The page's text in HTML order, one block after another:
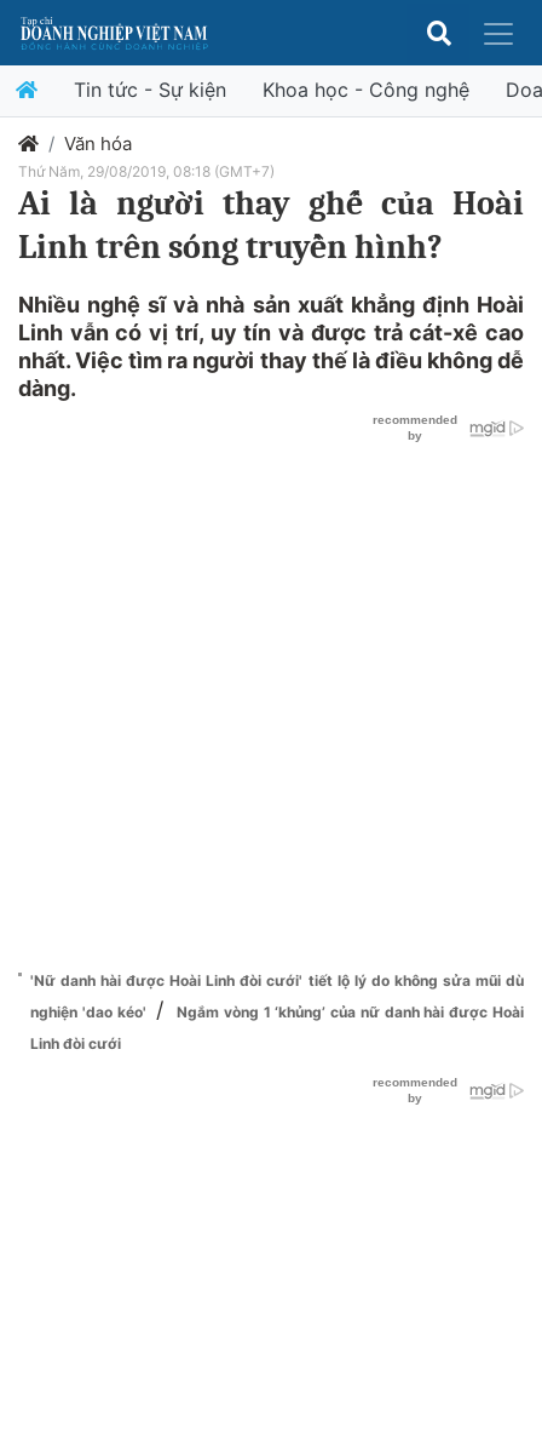
Tin tức - Sự kiện Khoa học - Công nghệ
Văn hóa
Thứ Năm, 29/08/2019, 08:18 (GMT+7)
Ai là người thay ghế của Hoài
Linh trên sóng truyền hình?
Nhiều nghệ sĩ và nhà sản xuất khẳng định Hoài
Linh vẫn có vị trí, uy tín và được trả cát-xê cao
nhất. Việc tìm ra người thay thế là điều không dễ
dàng.
'Nữ danh hài được Hoài Linh đòi cưới' tiết lộ lý do không sửa mũi dù
nghiện 'dao kéo'
/
Ngắm vòng 1 ‘khủng’ của nữ danh hài được Hoài
Linh đòi cưới